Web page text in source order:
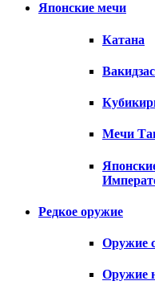
Японские мечи
Катана
Мечи
Редкое оружие
Оружие
Оружие